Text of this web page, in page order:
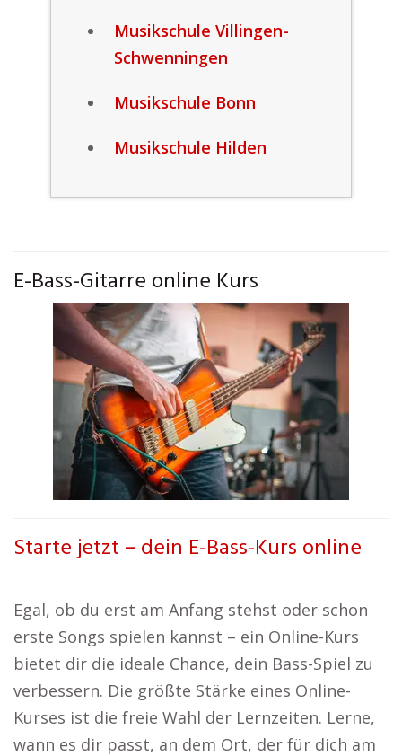
Musikschule Villingen-
Schwenningen
Musikschule Bonn
Musikschule Hilden
E-Bass-Gitarre online Kurs
Starte jetzt – dein E-Bass-Kurs online
Egal, ob du erst am Anfang stehst oder schon
erste Songs spielen kannst – ein Online-Kurs
bietet dir die ideale Chance, dein Bass-Spiel zu
verbessern. Die größte Stärke eines Online-
Kurses ist die freie Wahl der Lernzeiten. Lerne,
wann es dir passt, an dem Ort, der für dich am